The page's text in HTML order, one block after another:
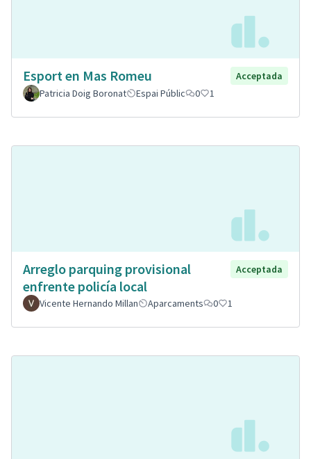
Esport en Mas Romeu
Acceptada
Patricia Doig Boronat
Espai Públic 0 1
Arreglo parquing provisional
enfrente policía local
Acceptada
Vicente Hernando Millan Aparcaments 0 1